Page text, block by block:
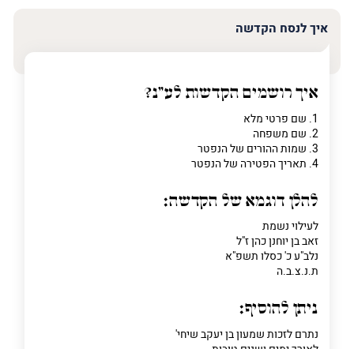
איך לנסח הקדשה
איך רושמים הקדשות לע"נ?
1. שם פרטי מלא
2. שם משפחה
3. שמות ההורים של הנפטר
4. תאריך הפטירה של הנפטר
להלן דוגמא של הקדשה:
לעילוי נשמת
זאב בן יוחנן כהן ז"ל
נלב"ע כ' כסלו תשפ"א
ת.נ.צ.ב.ה
ניתן להוסיף:
נתרם לזכות שמעון בן יעקב שיחי'